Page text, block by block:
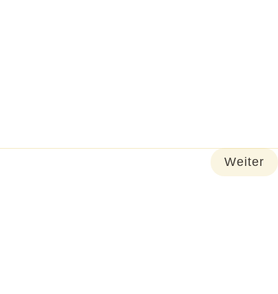
Weiter